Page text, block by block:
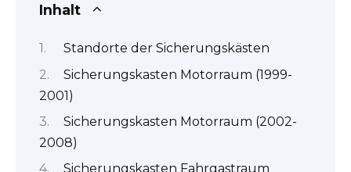
Inhalt
Standorte der Sicherungskästen
Sicherungskasten Motorraum (1999-
2001)
Sicherungskasten Motorraum (2002-
2008)
Sicherungskasten Fahrgastraum